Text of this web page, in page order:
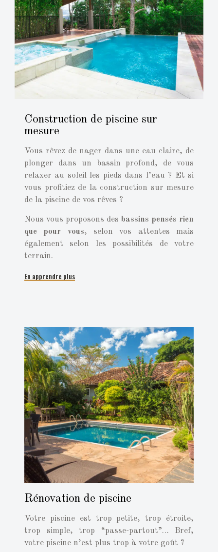
Construction de piscine sur
mesure
Vous rêvez de nager dans une eau claire, de
plonger dans un bassin profond, de vous
relaxer au soleil les pieds dans l’eau ? Et si
vous profitiez de la construction sur mesure
de la piscine de vos rêves ?
Nous vous proposons des bassins pensés rien
que pour vous, selon vos attentes mais
également selon les possibilités de votre
terrain.
En apprendre plus
Rénovation de piscine
Votre piscine est trop petite, trop étroite,
trop simple, trop “passe-partout”… Bref,
votre piscine n’est plus trop à votre goût ?